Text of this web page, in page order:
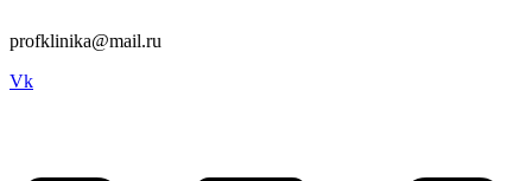
profklinika@mail.ru
Vk